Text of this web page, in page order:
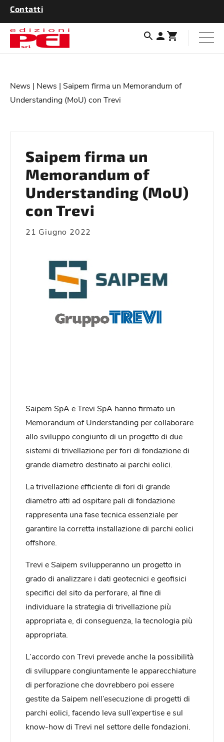
Contatti
News | News | Saipem firma un Memorandum of
Understanding (MoU) con Trevi
Saipem firma un
Memorandum of
Understanding (MoU)
con Trevi
21 Giugno 2022
Saipem SpA e Trevi SpA hanno firmato un
Memorandum of Understanding per collaborare
allo sviluppo congiunto di un progetto di due
sistemi di trivellazione per fori di fondazione di
grande diametro destinato ai parchi eolici.
La trivellazione efficiente di fori di grande
diametro atti ad ospitare pali di fondazione
rappresenta una fase tecnica essenziale per
garantire la corretta installazione di parchi eolici
offshore.
Trevi e Saipem svilupperanno un progetto in
grado di analizzare i dati geotecnici e geofisici
specifici del sito da perforare, al fine di
individuare la strategia di trivellazione più
appropriata e, di conseguenza, la tecnologia più
appropriata.
L’accordo con Trevi prevede anche la possibilità
di sviluppare congiuntamente le apparecchiature
di perforazione che dovrebbero poi essere
gestite da Saipem nell’esecuzione di progetti di
parchi eolici, facendo leva sull’expertise e sul
know-how di Trevi nel settore delle fondazioni.